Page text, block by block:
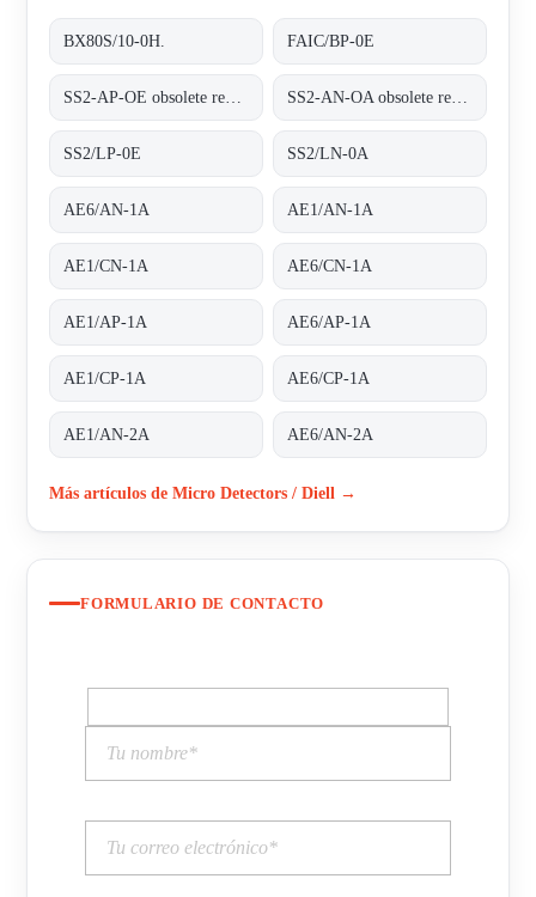
BX80S/10-0H. FAIC/BP-0E
SS2-AP-OE obsolete replaced by SS2/LP-0E SS2-AN-OA obsolete replaced by SS2/LN-0A
SS2/LP-0E SS2/LN-0A
AE6/AN-1A AE1/AN-1A
AE1/CN-1A AE6/CN-1A
AE1/AP-1A AE6/AP-1A
AE1/CP-1A AE6/CP-1A
AE1/AN-2A AE6/AN-2A
Más artículos de Micro Detectors / Diell →
FORMULARIO DE CONTACTO